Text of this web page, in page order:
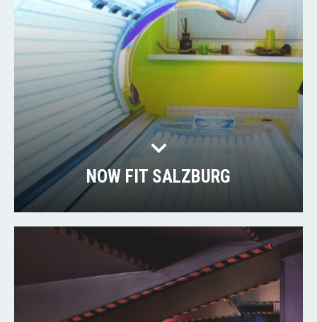
NOW FIT SALZBURG